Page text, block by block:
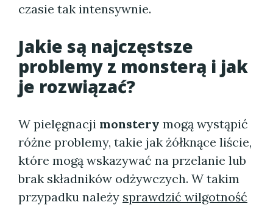
czasie tak intensywnie.
Jakie są najczęstsze
problemy z monsterą i jak
je rozwiązać?
W pielęgnacji monstery mogą wystąpić
różne problemy, takie jak żółknące liście,
które mogą wskazywać na przelanie lub
brak składników odżywczych. W takim
przypadku należy sprawdzić wilgotność